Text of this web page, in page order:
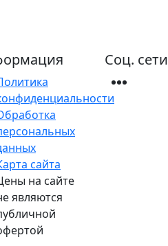
сайта
на сайте
являются
Соц. сети